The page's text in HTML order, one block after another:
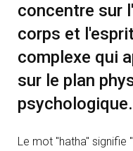
concentre sur
corps et
complexe qui
sur le plan
psychologique.
Le mot "hatha"